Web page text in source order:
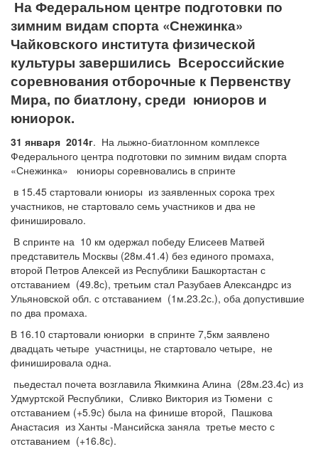
На Федеральном центре подготовки по
зимним видам спорта «Снежинка»
Чайковского института физической
культуры завершились Всероссийские
соревнования отборочные к Первенству
Мира, по биатлону, среди юниоров и
юниорок.
31 января 2014г. На лыжно-биатлонном комплексе
Федерального центра подготовки по зимним видам спорта
«Снежинка»
юниоры соревновались в спринте
в 15.45 стартовали юниоры из заявленных сорока трех
участников, не стартовало семь участников и два не
финишировало.
В спринте на 10 км одержал победу Елисеев Матвей
представитель Москвы (28м.41.4) без единого промаха,
второй Петров Алексей из Республики Башкортастан с
отставанием (49.8с), третьим стал Разубаев Александрс из
Ульяновской обл. с отставанием (1м.23.2с.), оба допустившие
по два промаха.
В 16.10 стартовали юниорки в спринте 7,5км заявлено
двадцать четыре участницы, не стартовало четыре, не
финишировала одна.
пьедестал почета возглавила Якимкина Алина (28м.23.4с) из
Удмуртской Республики, Сливко Виктория из Тюмени с
отставанием (+5.9с) была на финише второй, Пашкова
Анастасия из Ханты -Мансийска заняла третье место с
отставанием (+16.8с).